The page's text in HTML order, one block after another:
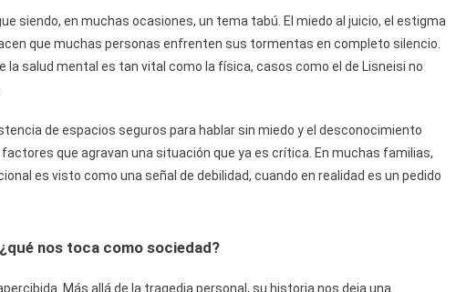
siendo, en muchas ocasiones, un tema tabú. El miedo al juicio, el estigma
que muchas personas enfrenten sus tormentas en completo silencio.
la salud mental es tan vital como la física, casos como el de Lisneisi no
de espacios seguros para hablar sin miedo y el desconocimiento
que agravan una situación que ya es crítica. En muchas familias,
es visto como una señal de debilidad, cuando en realidad es un pedido
nos toca como sociedad?
Más allá de la tragedia personal, su historia nos deja una